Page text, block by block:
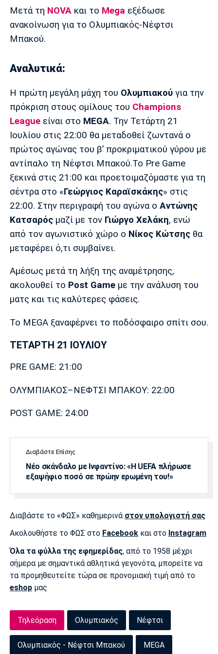
Πολιτισμός
Τραγούδια
Running
Media
Παρασκήνιο
Πρόγραμμα TV
Μπαρτσελόνα
Ρεάλ
Μαδρίτης
Ατλέτικο
Μαδρίτης
Μάντσεστερ
Γιουνάιτεντ
Τσέλσι Άρσεναλ
Λίβερπουλ
Μάντσεστερ
Σίτι
Γιουβέντους
Ντόρτμουντ
Ζερμέν
Μονακό
Ερυθρός
Τότεναμ
Μετά τη NOVA και το Mega εξέδωσε
ανακοίνωση για το Ολυμπιακός-Νέφτσι
Μπακού.
Αναλυτικά:
H πρώτη μεγάλη μάχη του Ολυμπιακού για την
πρόκριση στους ομίλους του Champions
League είναι στο MEGA. Την Τετάρτη 21
Ιουλίου στις 22:00 θα μεταδοθεί ζωντανά ο
πρώτος αγώνας του β’ προκριματικού γύρου με
αντίπαλο τη Νέφτσι Μπακού.Το Pre Game
ξεκινά στις 21:00 και προετοιμαζόμαστε για τη
σέντρα στο «Γεώργιος Καραϊσκάκης» στις
22:00. Στην περιγραφή του αγώνα ο Αντώνης
Κατσαρός μαζί με τον Γιώργο Χελάκη, ενώ
από τον αγωνιστικό χώρο ο Νίκος Κώτσης θα
μεταφέρει ό,τι συμβαίνει.
Αμέσως μετά τη λήξη της αναμέτρησης,
ακολουθεί το Post Game με την ανάλυση του
ματς και τις καλύτερες φάσεις.
Το MEGA ξαναφέρνει το ποδόσφαιρο σπίτι σου.
ΤΕΤΑΡΤΗ 21 ΙΟΥΛΙΟΥ
PRE GAME: 21:00
ΟΛΥΜΠΙΑΚΟΣ–ΝΕΦΤΣΙ ΜΠΑΚΟΥ: 22:00
POST GAME: 24:00
Διαβάστε Επίσης
Νέο σκάνδαλο με Ινφαντίνο: «Η UEFA πλήρωσε
εξαψήφιο ποσό σε πρώην ερωμένη του!»
Διαβάστε το «ΦΩΣ» καθημερινά στον υπολογιστή σας
Ακολουθήστε το ΦΩΣ στο Facebook και στο Instagram
Όλα τα φύλλα της εφημερίδας, από το 1958 μέχρι
σήμερα με σημαντικά αθλητικά γεγονότα, μπορείτε να
τα προμηθευτείτε τώρα σε προνομιακή τιμή από το
eshop μας
Τηλεόραση Ολυμπιακός Νέφτσι
Ολυμπιακός - Νέφτσι Μπακού MEGA